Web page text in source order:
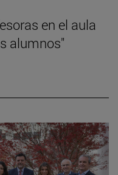
en el aula
alumnos"